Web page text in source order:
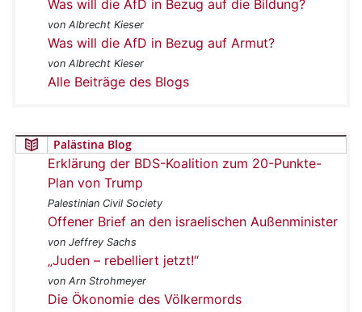
Was will die AfD in Bezug auf die Bildung?
von Albrecht Kieser
Was will die AfD in Bezug auf Armut?
von Albrecht Kieser
Alle Beiträge des Blogs
Palästina Blog
Erklärung der BDS-Koalition zum 20-Punkte-
Plan von Trump
Palestinian Civil Society
Offener Brief an den israelischen Außenminister
von Jeffrey Sachs
„Juden – rebelliert jetzt!“
von Arn Strohmeyer
Die Ökonomie des Völkermords